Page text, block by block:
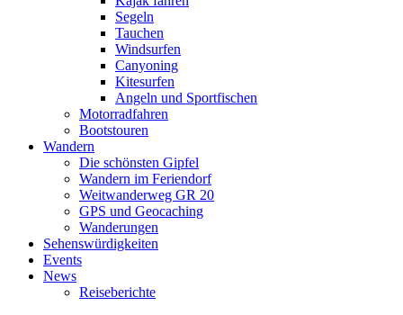
Segeln
Tauchen
Windsurfen
Canyoning
Kitesurfen
Angeln und Sportfischen
Motorradfahren
Bootstouren
Wandern
Die schönsten Gipfel
Wandern im Feriendorf
Weitwanderweg GR 20
GPS und Geocaching
Wanderungen
Sehenswürdigkeiten
Events
News
Reiseberichte